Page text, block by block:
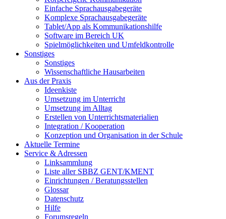
Einfache Sprachausgabegeräte
Komplexe Sprachausgabegeräte
Tablet/App als Kommunikationshilfe
Software im Bereich UK
Spielmöglichkeiten und Umfeldkontrolle
Sonstiges
Sonstiges
Wissenschaftliche Hausarbeiten
Aus der Praxis
Ideenkiste
Umsetzung im Unterricht
Umsetzung im Alltag
Erstellen von Unterrichtsmaterialien
Integration / Kooperation
Konzeption und Organisation in der Schule
Aktuelle Termine
Service & Adressen
Linksammlung
Liste aller SBBZ GENT/KMENT
Einrichtungen / Beratungsstellen
Glossar
Datenschutz
Hilfe
Forumsregeln